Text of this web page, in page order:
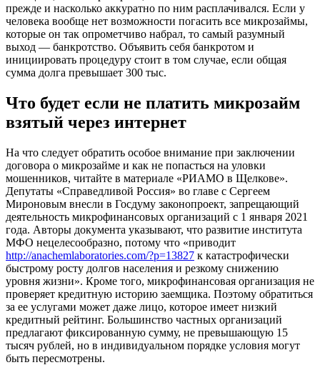
прежде и насколько аккуратно по ним расплачивался. Если у
человека вообще нет возможности погасить все микрозаймы,
которые он так опрометчиво набрал, то самый разумный
выход — банкротство. Объявить себя банкротом и
инициировать процедуру стоит в том случае, если общая
сумма долга превышает 300 тыс.
Что будет если не платить микрозайм
взятый через интернет
На что следует обратить особое внимание при заключении
договора о микрозайме и как не попасться на уловки
мошенников, читайте в материале «РИАМО в Щелкове».
Депутаты «Справедливой Россия» во главе с Сергеем
Мироновым внесли в Госдуму законопроект, запрещающий
деятельность микрофинансовых организаций с 1 января 2021
года. Авторы документа указывают, что развитие института
МФО нецелесообразно, потому что «приводит
http://anachemlaboratories.com/?p=13827 к катастрофически
быстрому росту долгов населения и резкому снижению
уровня жизни». Кроме того, микрофинансовая организация не
проверяет кредитную историю заемщика. Поэтому обратиться
за ее услугами может даже лицо, которое имеет низкий
кредитный рейтинг. Большинство частных организаций
предлагают фиксированную сумму, не превышающую 15
тысяч рублей, но в индивидуальном порядке условия могут
быть пересмотрены.